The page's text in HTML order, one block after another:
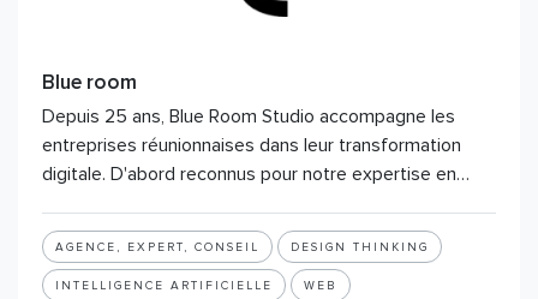
Blue room
Depuis 25 ans, Blue Room Studio accompagne les
entreprises réunionnaises dans leur transformation
digitale. D'abord reconnus pour notre expertise en…
AGENCE, EXPERT, CONSEIL DESIGN THINKING
INTELLIGENCE ARTIFICIELLE WEB